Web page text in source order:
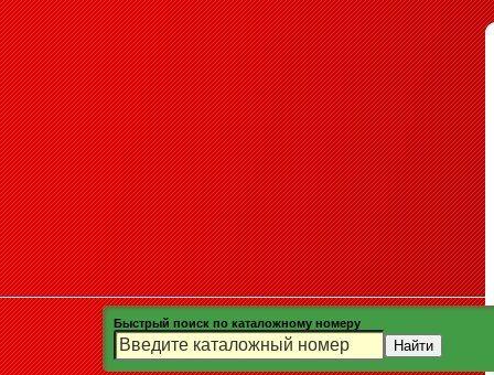
Быстрый поиск по каталожному номеру